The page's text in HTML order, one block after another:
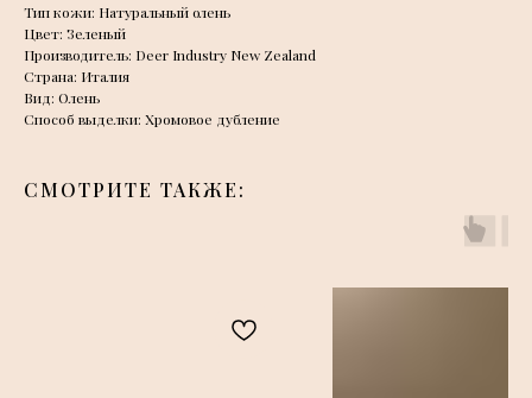
Тип кожи: Натуральный олень
Цвет: Зеленый
Производитель: Deer Industry New Zealand
Страна: Италия
Вид: Олень
Способ выделки: Хромовое дубление
СМОТРИТЕ ТАКЖЕ: